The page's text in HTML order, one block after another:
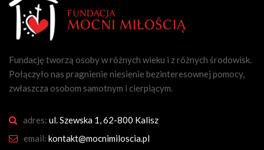
Fundację tworzą osoby w różnych wieku i z różnych środowisk.
Połączyło nas pragnienie niesienie bezinteresownej pomocy,
zwłaszcza osobom samotnym i cierpiącym.
adres: ul. Szewska 1, 62-800 Kalisz
email: kontakt@mocnimiloscia.pl